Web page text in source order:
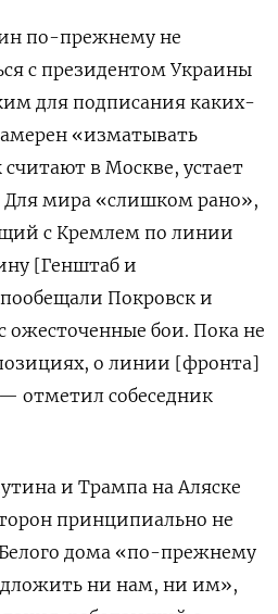
по-прежнему не
с президентом Украины
для подписания каких-
«изматывать
в Москве, устает
мира «слишком рано»,
с Кремлем по линии
[Генштаб и
Покровск и
ожесточенные бои. Пока не
о линии [фронта]
отметил собеседник
и Трампа на Аляске
принципиально не
дома «по-прежнему
ни нам, ни им»,